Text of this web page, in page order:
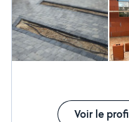
Voir le